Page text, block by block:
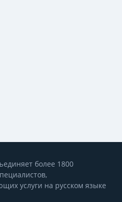
более 1800
услуги на русском языке